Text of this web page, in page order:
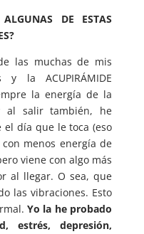
DE ESTAS
las muchas de mis
y la ACUPIRÁMIDE
la energía de la
al salir también, he
el día que le toca (eso
menos energía de
viene con algo más
al llegar. O sea, que
las vibraciones. Esto
Yo la he probado
estrés, depresión,